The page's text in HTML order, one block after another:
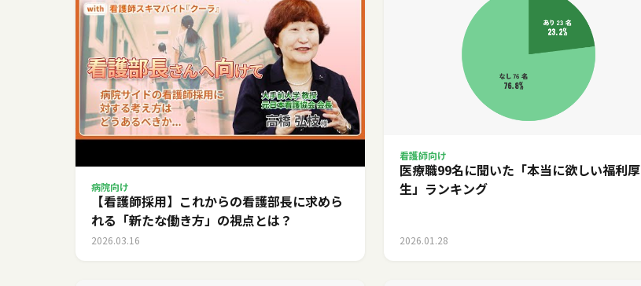
病院向け
【看護師採用】これからの看護部長に求めら
れる「新たな働き方」の視点とは？
2026.03.16
看護師向け
医療職99名に聞いた「本当に欲しい福利厚
生」ランキング
2026.01.28